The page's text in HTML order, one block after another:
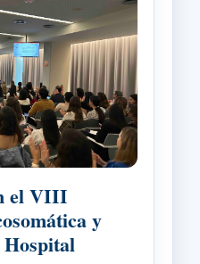
el VIII
y